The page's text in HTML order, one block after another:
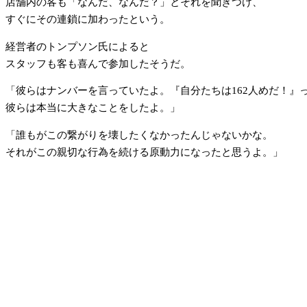
店舗内の客も「なんだ、なんだ？」とそれを聞きつけ、
すぐにその連鎖に加わったという。
経営者のトンプソン氏によると
スタッフも客も喜んで参加したそうだ。
「彼らはナンバーを言っていたよ。『自分たちは162人めだ！』
彼らは本当に大きなことをしたよ。」
「誰もがこの繋がりを壊したくなかったんじゃないかな。
それがこの親切な行為を続ける原動力になったと思うよ。」